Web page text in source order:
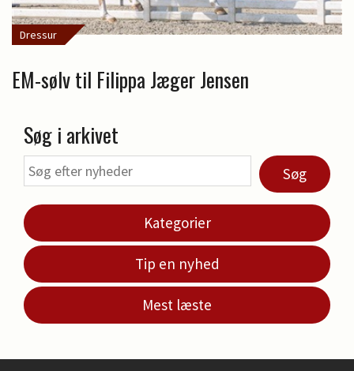
Dressur
EM-sølv til Filippa Jæger Jensen
Søg i arkivet
Søg
Kategorier
Tip en nyhed
Mest læste